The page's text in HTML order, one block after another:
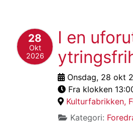
28
Okt
2026
I en
Onsdag, 28 okt
Fra klokken
Kulturfabrikken,
Kategori: